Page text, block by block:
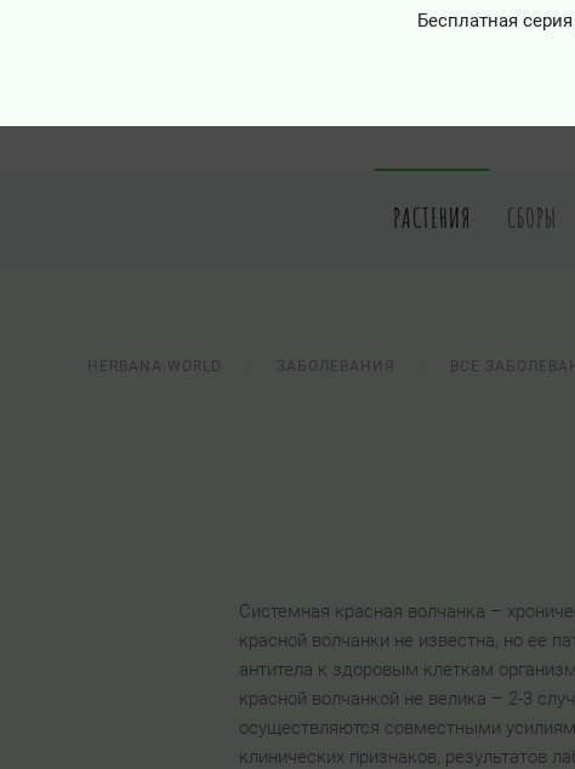
Бесплатная
РАСТЕНИЯ СБОРЫ
HERBANA.WORLD ЗАБОЛЕВАНИЯ ВСЕ
Системная красная волчанка –
красной волчанки не известна, но ее
антитела к здоровым клеткам
красной волчанкой не велика – 2-3
осуществляются совместными
клинических признаков, результатов